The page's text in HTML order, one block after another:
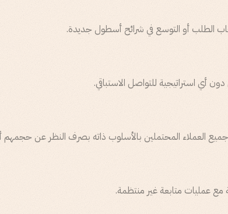
الطلب أو التوسع في شرائح أسطول جديدة.
دون أي استراتيجية للتواصل الاستباقي.
مع عمليات متابعة غير منتظمة.